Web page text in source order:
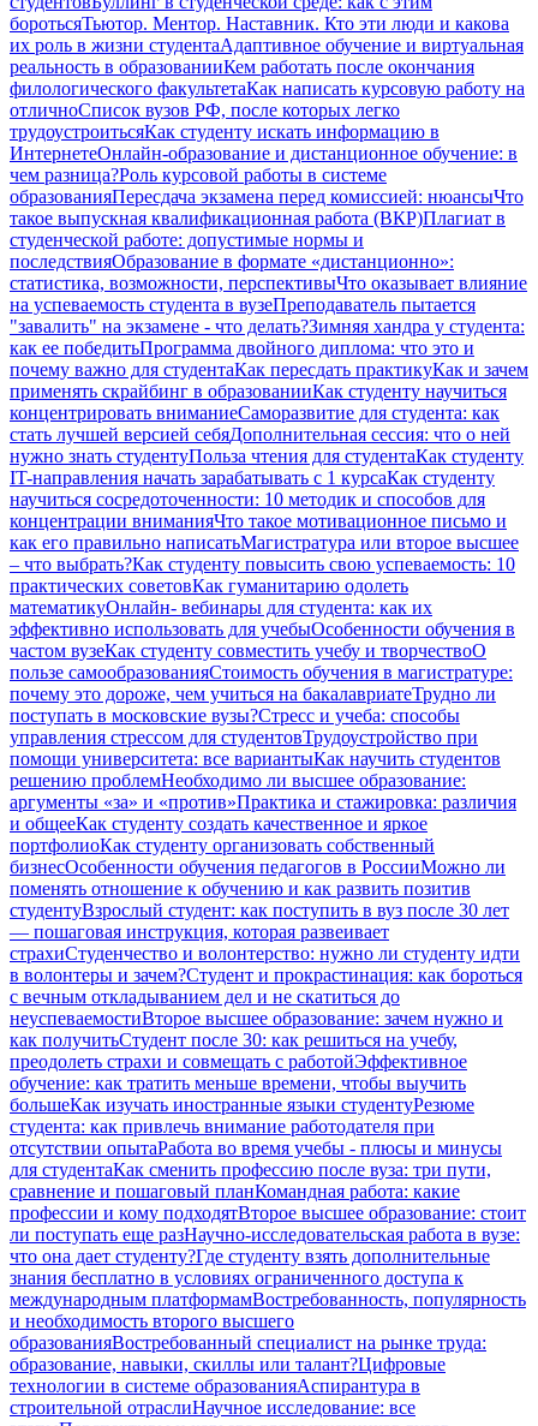
боротьсяТьютор. Ментор. Наставник. Кто эти люди и какова
их роль в жизни студентаАдаптивное обучение и виртуальная
реальность в образованииКем работать после окончания
филологического факультетаКак написать курсовую работу на
отличноСписок вузов РФ, после которых легко
трудоустроитьсяКак студенту искать информацию в
ИнтернетеОнлайн-образование и дистанционное обучение: в
чем разница?Роль курсовой работы в системе
образованияПересдача экзамена перед комиссией: нюансыЧто
такое выпускная квалификационная работа (ВКР)Плагиат в
студенческой работе: допустимые нормы и
последствияОбразование в формате «дистанционно»:
статистика, возможности, перспективыЧто оказывает влияние
на успеваемость студента в вузеПреподаватель пытается
"завалить" на экзамене - что делать?Зимняя хандра у студента:
как ее победитьПрограмма двойного диплома: что это и
почему важно для студентаКак пересдать практикуКак и зачем
применять скрайбинг в образованииКак студенту научиться
концентрировать вниманиеСаморазвитие для студента: как
стать лучшей версией себяДополнительная сессия: что о ней
нужно знать студентуПольза чтения для студентаКак студенту
IT-направления начать зарабатывать с 1 курсаКак студенту
научиться сосредоточенности: 10 методик и способов для
концентрации вниманияЧто такое мотивационное письмо и
как его правильно написатьМагистратура или второе высшее
– что выбрать?Как студенту повысить свою успеваемость: 10
практических советовКак гуманитарию одолеть
математикуОнлайн- вебинары для студента: как их
эффективно использовать для учебыОсобенности обучения в
частом вузеКак студенту совместить учебу и творчествоО
пользе самообразованияСтоимость обучения в магистратуре:
почему это дороже, чем учиться на бакалавриатеТрудно ли
поступать в московские вузы?Стресс и учеба: способы
управления стрессом для студентовТрудоустройство при
помощи университета: все вариантыКак научить студентов
решению проблемНеобходимо ли высшее образование:
аргументы «за» и «против»Практика и стажировка: различия
и общееКак студенту создать качественное и яркое
портфолиоКак студенту организовать собственный
бизнесОсобенности обучения педагогов в РоссииМожно ли
поменять отношение к обучению и как развить позитив
студентуВзрослый студент: как поступить в вуз после 30 лет
— пошаговая инструкция, которая развеивает
страхиСтуденчество и волонтерство: нужно ли cтуденту идти
в волонтеры и зачем?Студент и прокрастинация: как бороться
с вечным откладыванием дел и не скатиться до
неуспеваемостиВторое высшее образование: зачем нужно и
как получитьСтудент после 30: как решиться на учебу,
преодолеть страхи и совмещать с работойЭффективное
обучение: как тратить меньше времени, чтобы выучить
большеКак изучать иностранные языки студентуРезюме
студента: как привлечь внимание работодателя при
отсутствии опытаРабота во время учебы - плюсы и минусы
для студентаКак сменить профессию после вуза: три пути,
сравнение и пошаговый планКомандная работа: какие
профессии и кому подходятВторое высшее образование: стоит
ли поступать еще разНаучно-исследовательская работа в вузе:
что она дает студенту?Где студенту взять дополнительные
знания бесплатно в условиях ограниченного доступа к
международным платформамВостребованность, популярность
и необходимость второго высшего
образованияВостребованный специалист на рынке труда:
образование, навыки, скиллы или талант?Цифровые
технологии в системе образованияАспирантура в
строительной отраслиНаучное исследование: все